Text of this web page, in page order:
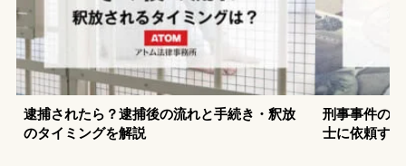
逮捕されたら？逮捕後の流れと手続き・釈放
のタイミングを解説
刑事事件の
士に依頼す